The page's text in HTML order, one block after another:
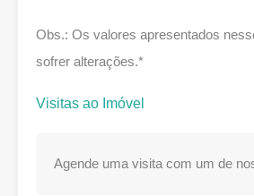
Obs.: Os valores apresentados
sofrer alterações.*
Visitas ao Imóvel
Agende uma visita com um de